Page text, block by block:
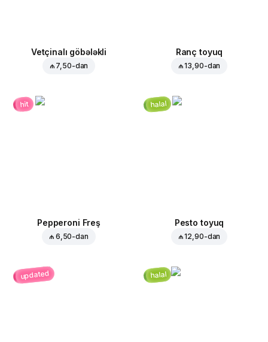
Vetçinalı göbələkli
₼ 7,50-dan
Ranç toyuq
₼ 13,90-dan
hit
Pepperoni Freş
₼ 6,50-dan
halal
Pesto toyuq
₼ 12,90-dan
updated halal